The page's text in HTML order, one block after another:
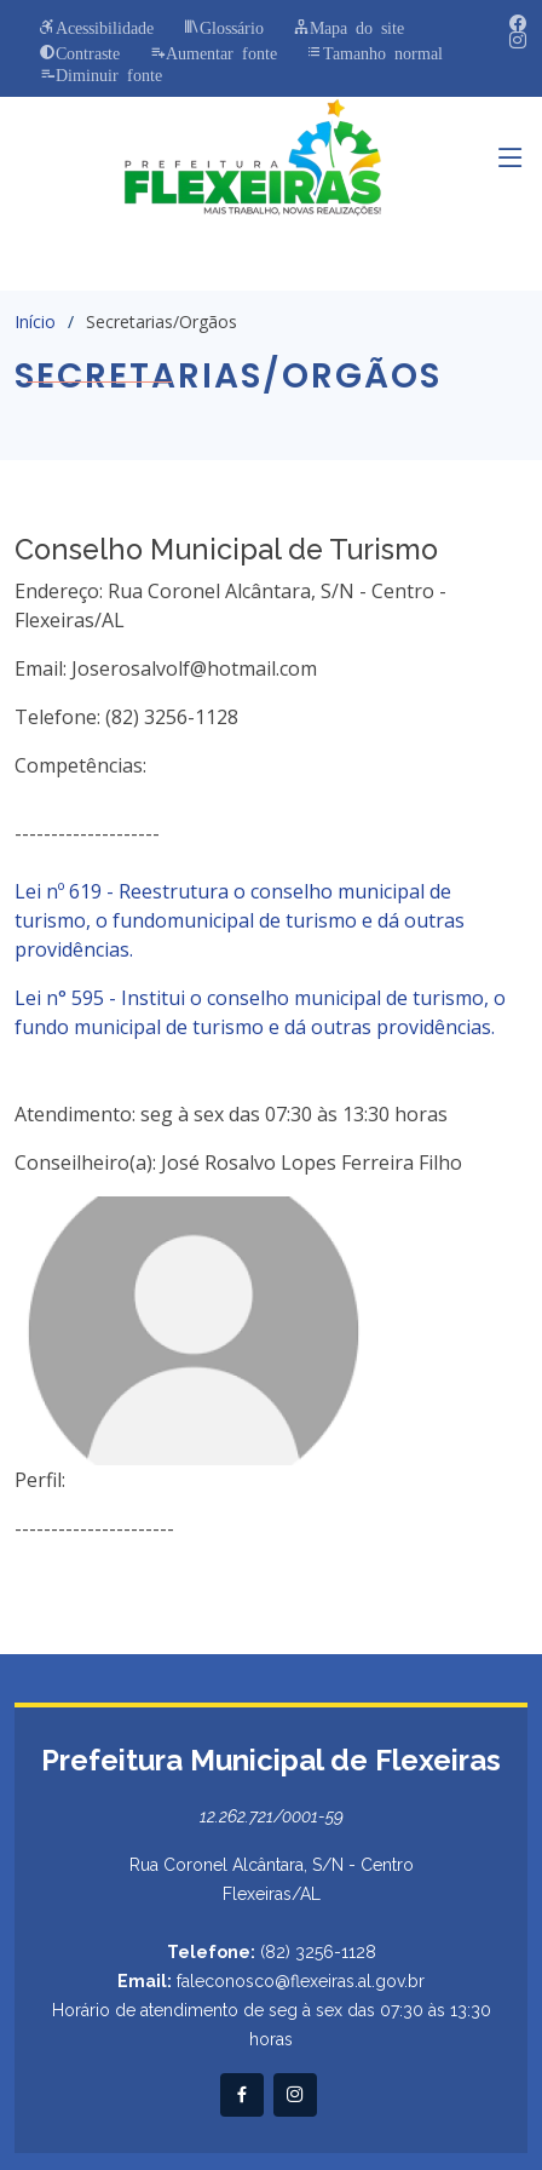
Acessibilidade Glossário
Mapa do site
Contraste
Aumentar fonte
Tamanho normal
Diminuir fonte
Início Secretarias/Orgãos
SECRETARIAS/ORGÃOS
Conselho Municipal de Turismo
Endereço: Rua Coronel Alcântara, S/N - Centro -
Flexeiras/AL
Email: Joserosalvolf@hotmail.com
Telefone: (82) 3256-1128
Competências:
--------------------
Lei nº 619 - Reestrutura o conselho municipal de
turismo, o fundomunicipal de turismo e dá outras
providências.
Lei n° 595 - Institui o conselho municipal de turismo, o
fundo municipal de turismo e dá outras providências.
Atendimento: seg à sex das 07:30 às 13:30 horas
Conseilheiro(a): José Rosalvo Lopes Ferreira Filho
Perfil:
----------------------
Prefeitura Municipal de Flexeiras
12.262.721/0001-59
Rua Coronel Alcântara, S/N - Centro
Flexeiras/AL
Telefone: (82) 3256-1128
Email: faleconosco@flexeiras.al.gov.br
Horário de atendimento de seg à sex das 07:30 às 13:30
horas